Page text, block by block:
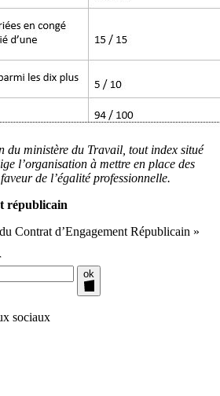
du ministère du Travail, tout index situé
l’organisation à mettre en place des
de l’égalité professionnelle.
républicain
Contrat d’Engagement Républicain »
ok
sociaux